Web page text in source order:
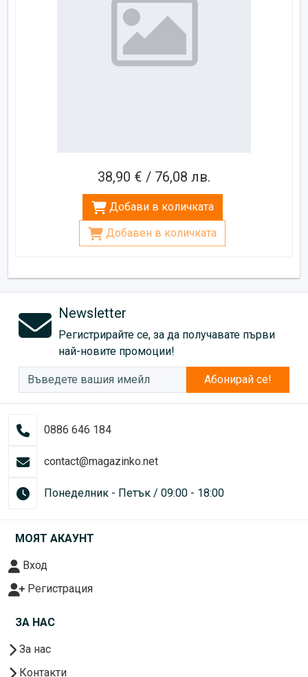
38,90 € / 76,08 лв.
Добави в количката
Добавен в количката
Newsletter
Регистрирайте се, за да получавате първи
най-новите промоции!
Абонирай се!
0886 646 184
contact@magazinko.net
Понеделник - Петък / 09:00 - 18:00
МОЯТ АКАУНТ
Вход
Регистрация
ЗА НАС
За нас
Контакти